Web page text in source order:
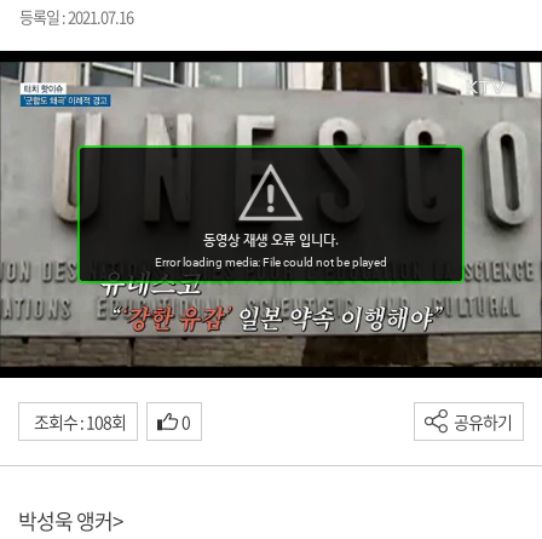
등록일 : 2021.07.16
조회수 : 108회 0 공유하기
박성욱 앵커>